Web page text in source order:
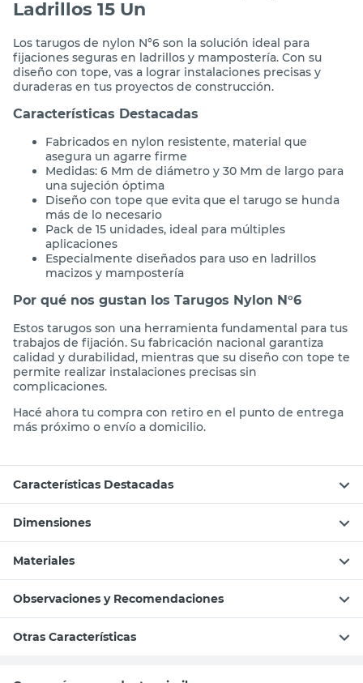
Ladrillos 15 Un
Los tarugos de nylon N°6 son la solución ideal para
fijaciones seguras en ladrillos y mampostería. Con su
diseño con tope, vas a lograr instalaciones precisas y
duraderas en tus proyectos de construcción.
Características Destacadas
Fabricados en nylon resistente, material que
asegura un agarre firme
Medidas: 6 Mm de diámetro y 30 Mm de largo para
una sujeción óptima
Diseño con tope que evita que el tarugo se hunda
más de lo necesario
Pack de 15 unidades, ideal para múltiples
aplicaciones
Especialmente diseñados para uso en ladrillos
macizos y mampostería
Por qué nos gustan los Tarugos Nylon N°6
Estos tarugos son una herramienta fundamental para tus
trabajos de fijación. Su fabricación nacional garantiza
calidad y durabilidad, mientras que su diseño con tope te
permite realizar instalaciones precisas sin
complicaciones.
Hacé ahora tu compra con retiro en el punto de entrega
más próximo o envío a domicilio.
Características Destacadas
Dimensiones
Materiales
Observaciones y Recomendaciones
Otras Características